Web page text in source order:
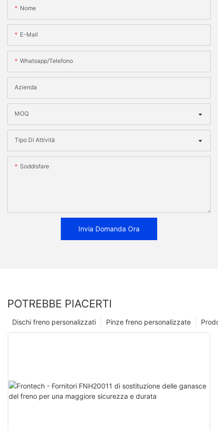
Nome
E-Mail
Whatsapp/telefono
Azienda
MOQ
Tipo Di Attività
Soddisfare
Invia Domanda Ora
POTREBBE PIACERTI
Pinze freno personalizzate
Dischi freno personalizzati